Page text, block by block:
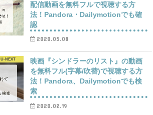
配信動画を無料フルで視聴する方
法！Pandora・Dailymotionでも確
認
2020.05.08
U-NEXT
映画『シンドラーのリスト』の動画
を無料フル(字幕/吹替)で視聴する方
法！Pandora、Dailymotionでも検
索
2020.02.19